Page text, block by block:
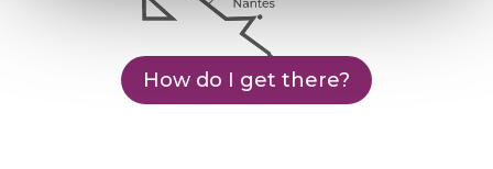
How do I get there?